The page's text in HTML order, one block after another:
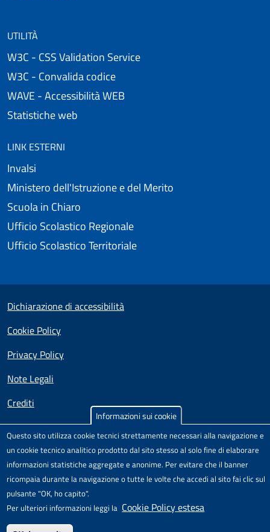
Informazioni sui cookie
Questo sito utilizza cookie tecnici strettamente necessari alla navigazione e
un cookie tecnico analitico prodotto dal sito stesso al solo fine di elaborare
informazioni statistiche aggregate e anonime. Per evitare che il banner
ricompaia durante la navigazione o tutte le volte che accedi al sito fai clic sul
pulsante "OK, ho capito".
Per ulteriori informazioni leggi la Cookie Policy estesa
UTILITÀ
W3C - CSS Validation Service
W3C - Convalida codice
WAVE - Accessibilità WEB
Statistiche web
LINK ESTERNI
Invalsi
Ministero dell'Istruzione e del Merito
Scuola in Chiaro
Ufficio Scolastico Regionale
Ufficio Scolastico Territoriale
Small prints
Useful links section
Dichiarazione di accessibilità
Cookie Policy
Privacy Policy
Note Legali
Crediti
TestSito realizzato e distribuito daPorte Aperte sul Web,
Comunità di pratica per l'accessibilità dei siti scolastici,
nell'ambito del Progetto "Un CMS per la scuola" .
Il modello di sito è rilasciato sotto licenzaAttribuzione-Non
commerciale-Condividi allo stesso modo 4.0 Unported
Creative Commons.